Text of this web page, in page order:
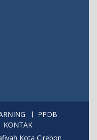
PPDB
KONTAK
Kota Cirebon